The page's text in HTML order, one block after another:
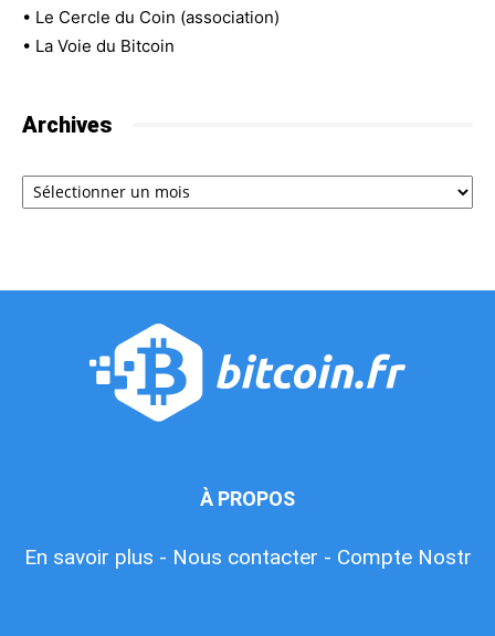
• Le Cercle du Coin (association)
• La Voie du Bitcoin
Archives
Archives
À PROPOS
En savoir plus - Nous contacter - Compte Nostr